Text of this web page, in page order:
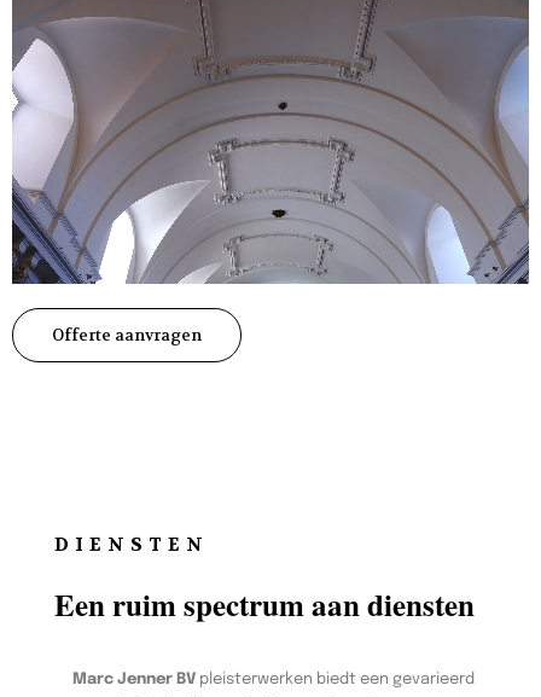
Offerte aanvragen
DIENSTEN
Een ruim spectrum aan diensten
Marc Jenner BV pleisterwerken biedt een gevarieerd